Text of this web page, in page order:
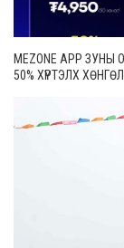
MEZONE APP
50% ХҮРТЭЛХ